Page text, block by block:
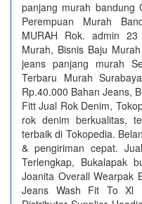
panjang murah bandung
Perempuan Murah
MURAH Rok. admin
Murah, Bisnis Baju
jeans panjang murah
Terbaru Murah
Rp.40.000 Bahan Jeans,
Fitt Jual Rok Denim,
rok denim berkualitas,
terbaik di Tokopedia.
& pengiriman cepat.
Terlengkap, Bukalapak
Joanita Overall Wearpak
Jeans Wash Fit To Xl